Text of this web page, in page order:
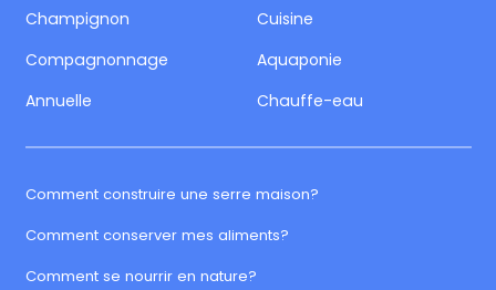
Comment construire une serre maison?
Comment conserver mes aliments?
Comment se nourrir en nature?
Champignon
Cuisine
Compagnonnage
Aquaponie
Annuelle
Chauffe-eau